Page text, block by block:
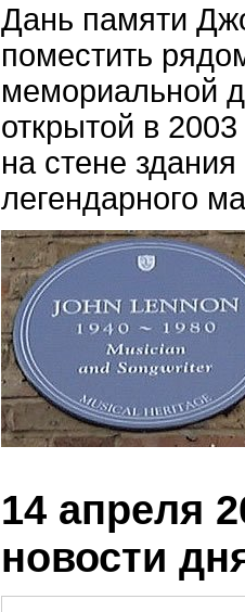
Дань памяти
поместить
мемориальной
открытой в
на стене здания
легендарного
14 апреля
новости